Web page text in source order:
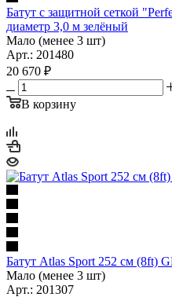
Батут с защитной сеткой
диаметр 3,0 м зелёный
Мало (менее 3 шт)
Арт.: 201480
20 670 ₽
В корзину
Батут Atlas Sport 252 см (8ft)
Мало (менее 3 шт)
Арт.: 201307